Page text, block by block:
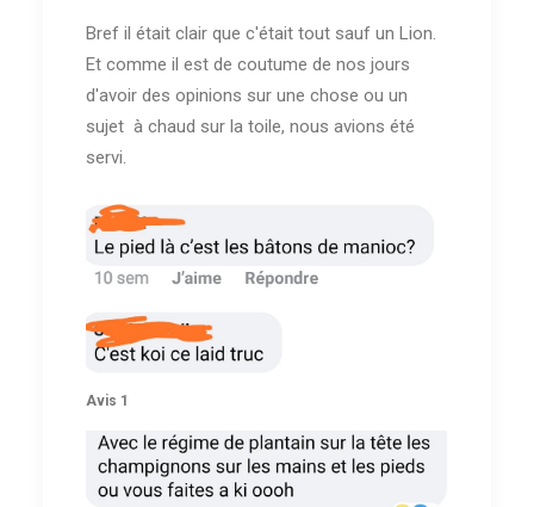
Bref il était clair que c'était tout sauf un Lion.
Et comme il est de coutume de nos jours
d'avoir des opinions sur une chose ou un
sujet à chaud sur la toile, nous avions été
servi.
Avis 1